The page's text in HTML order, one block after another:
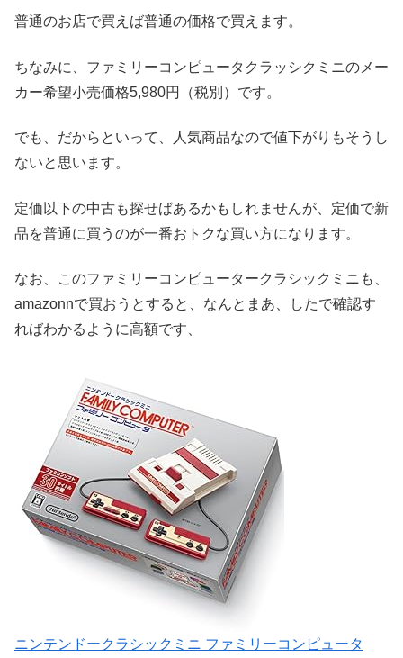
普通のお店で買えば普通の価格で買えます。
ちなみに、ファミリーコンピュータクラッシクミニのメー
カー希望小売価格5,980円（税別）です。
でも、だからといって、人気商品なので値下がりもそうし
ないと思います。
定価以下の中古も探せばあるかもしれませんが、定価で新
品を普通に買うのが一番おトクな買い方になります。
なお、このファミリーコンピュータークラシックミニも、
amazonnで買おうとすると、なんとまあ、したで確認す
ればわかるように高額です、
ニンテンドークラシックミニ ファミリーコンピュータ